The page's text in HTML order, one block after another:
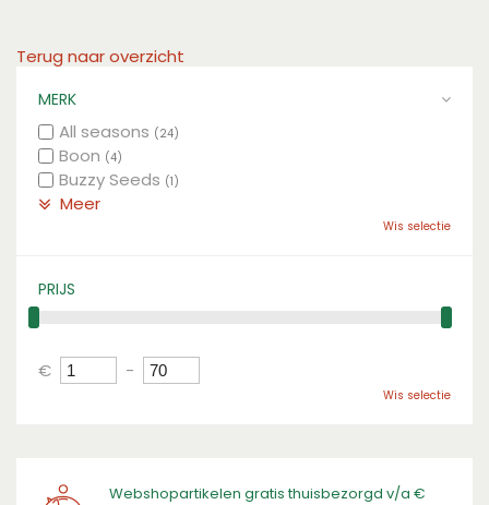
Terug naar overzicht
MERK
All seasons (24)
Boon (4)
Buzzy Seeds (1)
Meer
Wis selectie
PRIJS
€ -
Wis selectie
Webshopartikelen gratis thuisbezorgd v/a €